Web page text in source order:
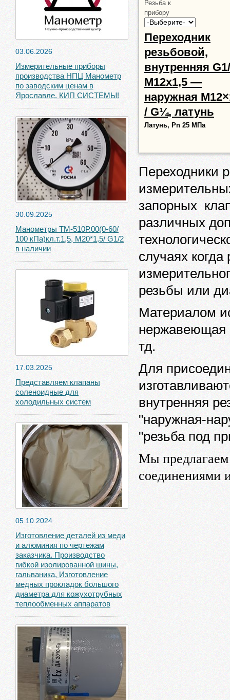
03.06.2026
Измерительные приборы
производства НПЦ Манометр
по заводским ценам в
Ярославле. КИП СИСТЕМЫ!
30.09.2025
Манометры ТМ-510Р.00(0-60/
100 кПа)кл.т.1,5, М20*1,5/ G1/2
в наличии
17.03.2025
Представляем клапаны
соленоидные для
холодильных систем
05.10.2024
Изготовление деталей из меди
и алюминия по чертежам
заказчика. Производство
гибкой изолированной шины,
гальваника, Изготовление
медных прокладок большого
диаметра для кожухотрубных
теплообменных аппаратов
Резьба к
прибору
Переходник
резьбовой,
внутренняя
М12х1,5 —
наружная
/ G¼, латунь
Латунь, Pn 25 МПа
Переходники
запорных
различных
случаях
резьбы или
Материалом
нержавеющая
тд.
Для
внутренняя
"наружная-
"резьба под
Мы
соединениями